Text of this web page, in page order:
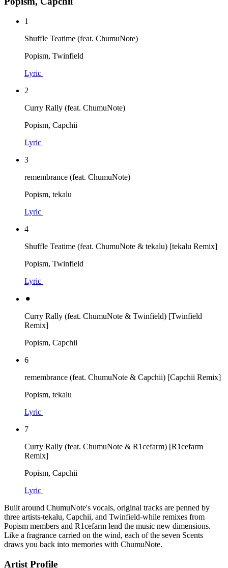
1
Shuffle Teatime (feat. ChumuNote)
Popism, Twinfield
Lyric
2
Curry Rally (feat. ChumuNote)
Popism, Capchii
Lyric
3
remembrance (feat. ChumuNote)
Popism, tekalu
Lyric
4
Shuffle Teatime (feat. ChumuNote & tekalu) [tekalu Remix]
Popism, Twinfield
Lyric
⚫︎
Curry Rally (feat. ChumuNote & Twinfield) [Twinfield
Remix]
Popism, Capchii
6
remembrance (feat. ChumuNote & Capchii) [Capchii Remix]
Popism, tekalu
Lyric
7
Curry Rally (feat. ChumuNote & R1cefarm) [R1cefarm
Remix]
Popism, Capchii
Lyric
Built around ChumuNote's vocals, original tracks are penned by
three artists-tekalu, Capchii, and Twinfield-while remixes from
Popism members and R1cefarm lend the music new dimensions.
Like a fragrance carried on the wind, each of the seven Scents
draws you back into memories with ChumuNote.
Artist Profile